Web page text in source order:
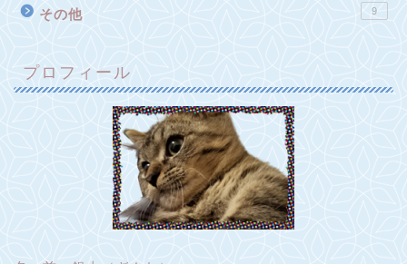
その他 9
プロフィール